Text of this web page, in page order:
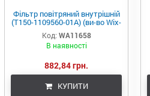
Фільтр повітряний внутрішній
(Т150-1109560-01А) (ви-во Wix-
Filtron)
Код: WA11658
В наявності
882,84 грн.
КУПИТИ